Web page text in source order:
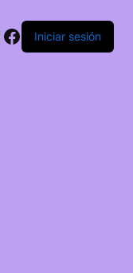
Iniciar sesión